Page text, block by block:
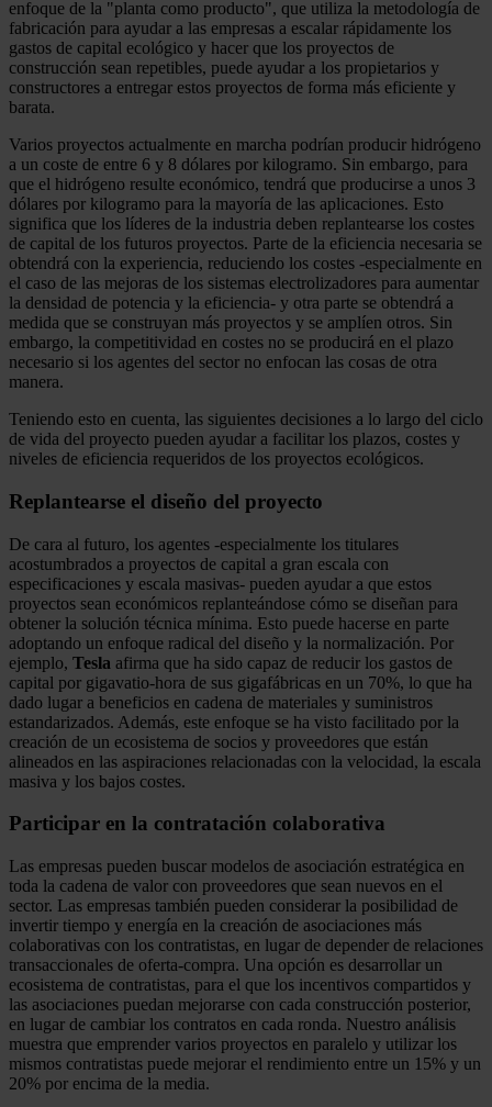
enfoque de la "planta como producto", que utiliza la metodología de
fabricación para ayudar a las empresas a escalar rápidamente los
gastos de capital ecológico y hacer que los proyectos de
construcción sean repetibles, puede ayudar a los propietarios y
constructores a entregar estos proyectos de forma más eficiente y
barata.
Varios proyectos actualmente en marcha podrían producir hidrógeno
a un coste de entre 6 y 8 dólares por kilogramo. Sin embargo, para
que el hidrógeno resulte económico, tendrá que producirse a unos 3
dólares por kilogramo para la mayoría de las aplicaciones. Esto
significa que los líderes de la industria deben replantearse los costes
de capital de los futuros proyectos. Parte de la eficiencia necesaria se
obtendrá con la experiencia, reduciendo los costes -especialmente en
el caso de las mejoras de los sistemas electrolizadores para aumentar
la densidad de potencia y la eficiencia- y otra parte se obtendrá a
medida que se construyan más proyectos y se amplíen otros. Sin
embargo, la competitividad en costes no se producirá en el plazo
necesario si los agentes del sector no enfocan las cosas de otra
manera.
Teniendo esto en cuenta, las siguientes decisiones a lo largo del ciclo
de vida del proyecto pueden ayudar a facilitar los plazos, costes y
niveles de eficiencia requeridos de los proyectos ecológicos.
Replantearse el diseño del proyecto
De cara al futuro, los agentes -especialmente los titulares
acostumbrados a proyectos de capital a gran escala con
especificaciones y escala masivas- pueden ayudar a que estos
proyectos sean económicos replanteándose cómo se diseñan para
obtener la solución técnica mínima. Esto puede hacerse en parte
adoptando un enfoque radical del diseño y la normalización. Por
ejemplo, Tesla afirma que ha sido capaz de reducir los gastos de
capital por gigavatio-hora de sus gigafábricas en un 70%, lo que ha
dado lugar a beneficios en cadena de materiales y suministros
estandarizados. Además, este enfoque se ha visto facilitado por la
creación de un ecosistema de socios y proveedores que están
alineados en las aspiraciones relacionadas con la velocidad, la escala
masiva y los bajos costes.
Participar en la contratación colaborativa
Las empresas pueden buscar modelos de asociación estratégica en
toda la cadena de valor con proveedores que sean nuevos en el
sector. Las empresas también pueden considerar la posibilidad de
invertir tiempo y energía en la creación de asociaciones más
colaborativas con los contratistas, en lugar de depender de relaciones
transaccionales de oferta-compra. Una opción es desarrollar un
ecosistema de contratistas, para el que los incentivos compartidos y
las asociaciones puedan mejorarse con cada construcción posterior,
en lugar de cambiar los contratos en cada ronda. Nuestro análisis
muestra que emprender varios proyectos en paralelo y utilizar los
mismos contratistas puede mejorar el rendimiento entre un 15% y un
20% por encima de la media.